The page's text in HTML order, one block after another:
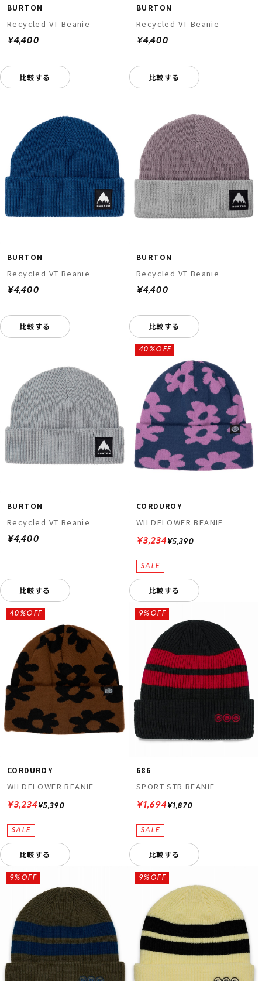
BURTON
Recycled VT Beanie
¥4,400
比較する
BURTON
Recycled VT Beanie
¥4,400
比較する
BURTON
Recycled VT Beanie
¥4,400
比較する
BURTON
Recycled VT Beanie
¥4,400
比較する
BURTON
Recycled VT Beanie
¥4,400
比較する
CORDUROY
WILDFLOWER BEANIE
¥5,390
40%OFF
¥3,234
比較する
CORDUROY
WILDFLOWER BEANIE
¥5,390
40%OFF
¥3,234
比較する
686
SPORT STR BEANIE
¥1,870
9%OFF
¥1,694
比較する
9%OFF 9%OFF